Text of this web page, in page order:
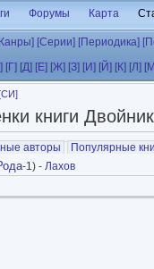
Форумы Карта
[Серии] [Периодика]
[Г] [Д] [Е] [Ж] [З] [И] [Й] [К] [Л]
книги
авторы Популярные
-1) - Лахов